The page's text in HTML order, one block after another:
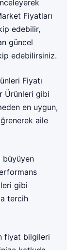
Fiyatları
edebilir,
güncel
edebilirsiniz.
Fiyatı
Ürünleri gibi
en uygun,
aile
büyüyen
gibi
tercih
fiyat bilgileri